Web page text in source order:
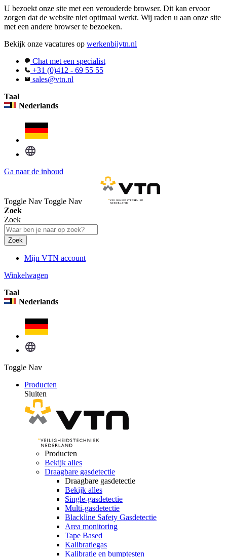
U bezoekt onze site met een verouderde browser. Dit kan ervoor
zorgen dat de website niet optimaal werkt. Wij raden u aan onze site
met een andere browser te bezoeken.
Bekijk onze vacatures op werkenbijvtn.nl
Chat met een specialist
+31 (0)412 - 69 55 55
sales@vtn.nl
Taal
Nederlands
Ga naar de inhoud
Toggle Nav Toggle Nav
Zoek
Zoek
Zoek
Mijn VTN account
Winkelwagen
Taal
Nederlands
Toggle Nav
Producten
Sluiten
Producten
Bekijk alles
Draagbare gasdetectie
Draagbare gasdetectie
Bekijk alles
Single-gasdetectie
Multi-gasdetectie
Blackline Safety Gasdetectie
Area monitoring
Tape Based
Kalibratiegas
Kalibratie en bumptesten